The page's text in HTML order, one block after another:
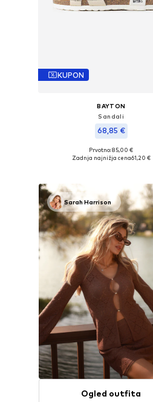
KUPON
BAYTON
Sandali
68,85 €
+ 1
Na voljo v različnih velikostih
Prvotno: 85,00 €
Zadnja najnižja cena61,20 €
Sarah Harrison
Ogled outfita